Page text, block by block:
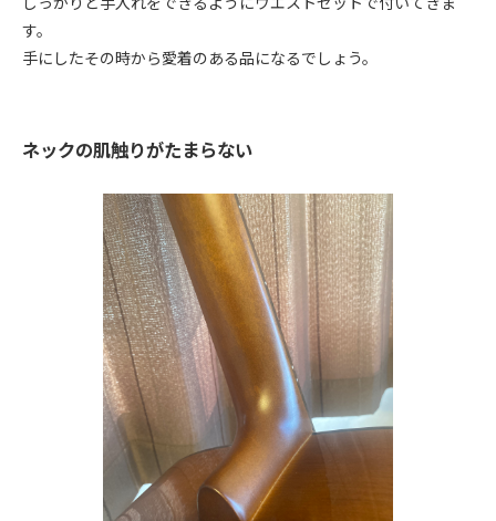
す。
手にしたその時から愛着のある品になるでしょう。
ネックの肌触りがたまらない